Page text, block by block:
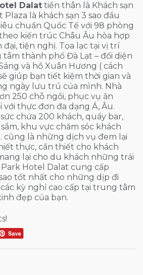
Dalat tiền thân là Khách sạn
là khách sạn 3 sao đầu
chuẩn Quốc Tế với 98 phòng
kiến trúc Châu Âu hòa hợp
tiện nghị. Tọa lạc tại vị trí
thành phố Đà Lạt – đối diện
và hồ Xuân Hương ( cách
giúp bạn tiết kiệm thời gian và
ngày lưu trú của mình. Nhà
250 chỗ ngồi, phục vụ ăn
với thực đơn đa dạng Á, Âu.
chứa 200 khách, quầy bar,
khu vực chăm sóc khách
cũng là những dịch vụ đem lại
thực, cần thiết cho khách
lại cho du khách những trải
Hotel Dalat cung cấp
tốt nhất cho những dịp đi
kỳ nghỉ cao cấp tại trung tâm
đẹp của bạn.